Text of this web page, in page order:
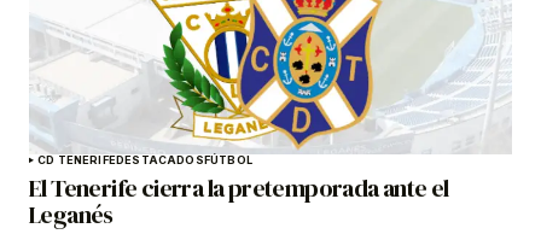
CD TENERIFEDESTACADOSFÚTBOL
El Tenerife cierra la pretemporada ante el
Leganés